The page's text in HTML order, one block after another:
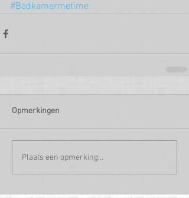
#Badkamermetime
Opmerkingen
Plaats een opmerking...